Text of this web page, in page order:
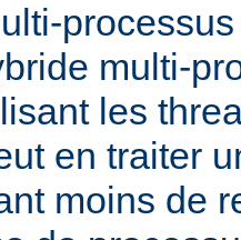
multi-
les
en traiter
moins de